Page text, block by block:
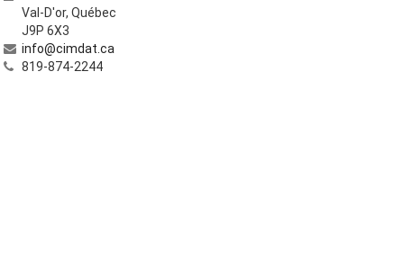
Val-D'or,Québec
J9P 6X3
info@cimdat.ca
819-874-2244